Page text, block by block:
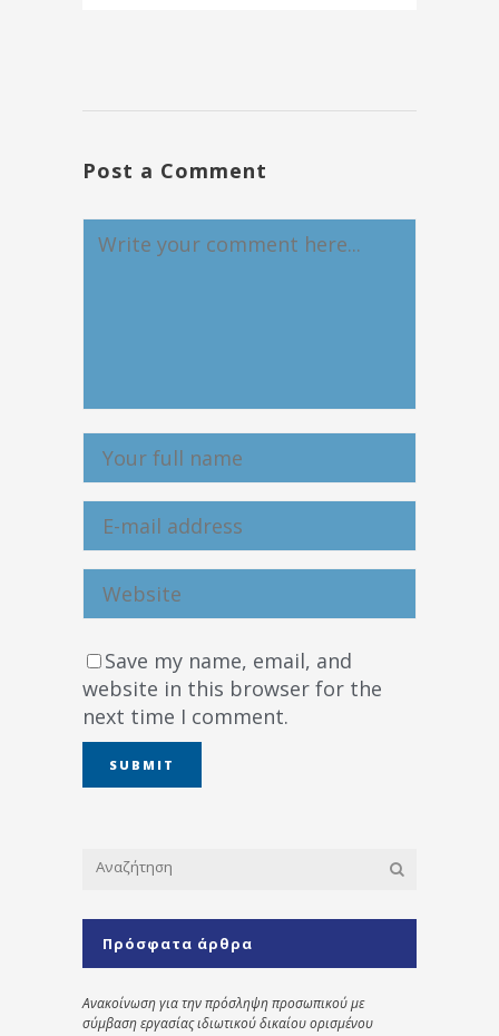
Post a Comment
Save my name, email, and
website in this browser for the
next time I comment.
Πρόσφατα άρθρα
Ανακοίνωση για την πρόσληψη προσωπικού με
σύμβαση εργασίας ιδιωτικού δικαίου ορισμένου